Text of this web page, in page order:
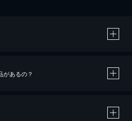
があるの？